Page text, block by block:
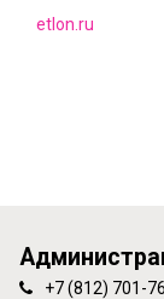
etlon.ru
+7 (812) 701-